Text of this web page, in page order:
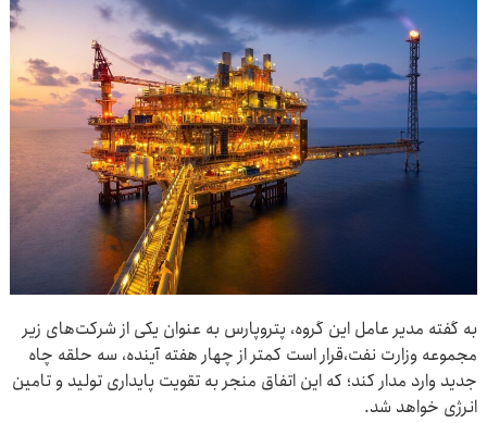
به گفته مدیر عامل این گروه، پتروپارس به عنوان یکی از شرکت‌های زیر
مجموعه وزارت نفت،قرار است کمتر از چهار هفته آینده، سه حلقه چاه
جدید وارد مدار کند؛ که این اتفاق منجر به تقویت پایداری تولید و تامین
انرژی خواهد شد.